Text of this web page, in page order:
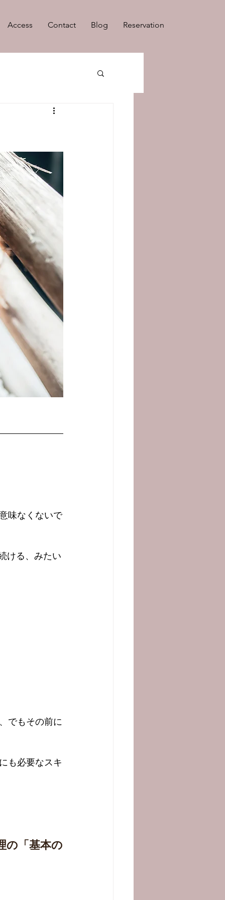
味なくないで
ける、みたい
でもその前に
も必要なスキ
の「基本の
Access Contact Blog Reservation